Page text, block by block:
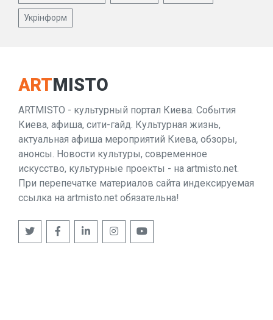
Укрінформ
ARTMISTO
ARTMISTO - культурный портал Киева. События
Киева, афиша, сити-гайд. Культурная жизнь,
актуальная афиша мероприятий Киева, обзоры,
анонсы. Новости культуры, современное
искусство, культурные проекты - на artmisto.net.
При перепечатке материалов сайта индексируемая
ссылка на artmisto.net обязательна!